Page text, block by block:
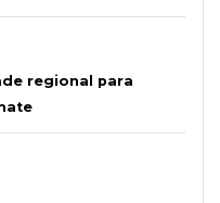
regional para